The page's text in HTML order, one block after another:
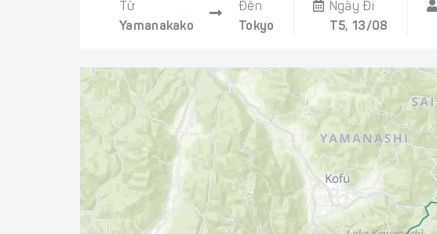
Từ
Yamanakako
Đến
Tokyo
Ngày Đi
T5, 13/08